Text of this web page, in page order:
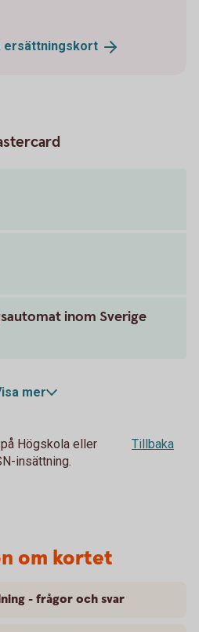
ersättningskort
inom Sverige
mer
Högskola eller
insättning.
Tillbaka
om kortet
- frågor och svar